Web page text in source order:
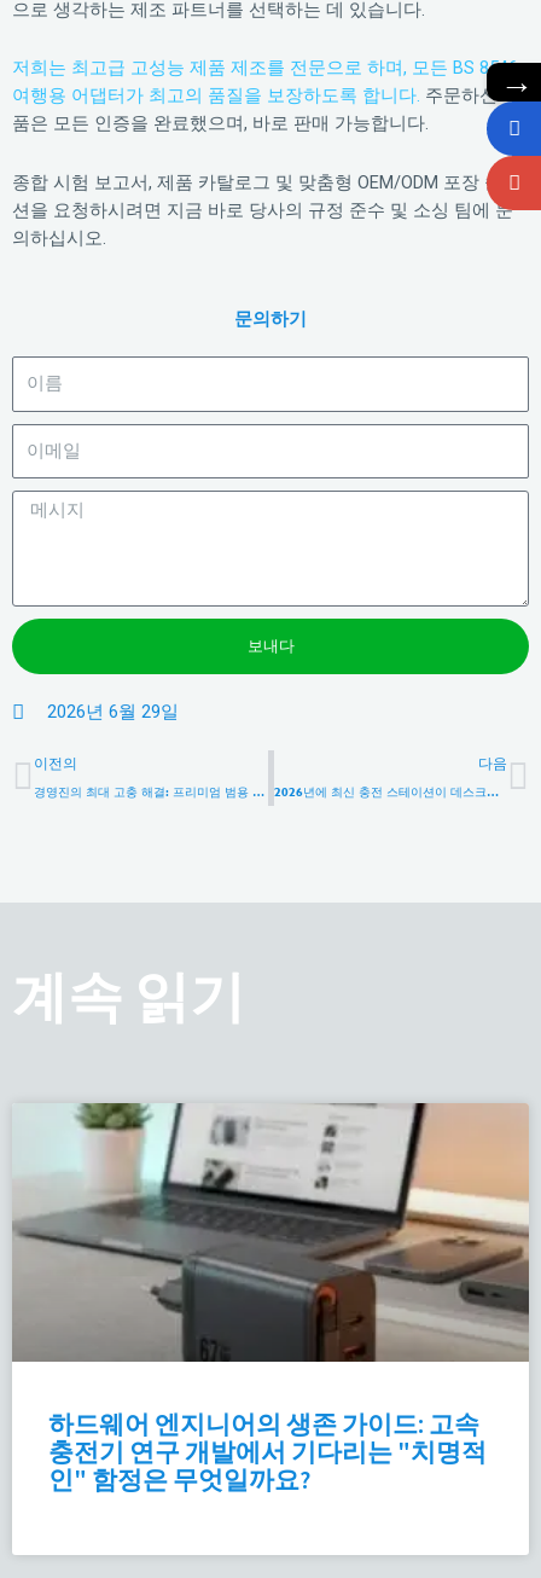
으로 생각하는 제조 파트너를 선택하는 데 있습니다.
저희는 최고급 고성능 제품 제조를 전문으로 하며, 모든 BS 8546
여행용 어댑터가 최고의 품질을 보장하도록 합니다. 주문하신 제
품은 모든 인증을 완료했으며, 바로 판매 가능합니다.
종합 시험 보고서, 제품 카탈로그 및 맞춤형 OEM/ODM 포장 솔루
션을 요청하시려면 지금 바로 당사의 규정 준수 및 소싱 팀에 문
의하십시오.
문의하기
보내다
2026년 6월 29일
이전
이전의
경영진의 최대 고충 해결: 프리미엄 범용 여행용 어댑터가 새로운 소매 시장의 황금알이 되는 이유
다음
2026년에 최신 충전 스테이션이 데스크탑 멀티탭을 대체할 최고의 선택인 이유는 무엇일까요?
계속 읽기
하드웨어 엔지니어의 생존 가이드: 고속
충전기 연구 개발에서 기다리는 "치명적
인" 함정은 무엇일까요?
→